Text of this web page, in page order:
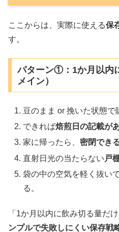
ここからは、実際に使える保
す。
パターン①：1か月以内
メイン）
豆のまま or 挽いた状態で
できれば焙煎日の記載が
家に帰ったら、密閉でき
直射日光の当たらない 戸
袋の中の空気を軽く抜い
る。
「1か月以内に飲み切る量だ
ンプルで失敗しにくい保存戦